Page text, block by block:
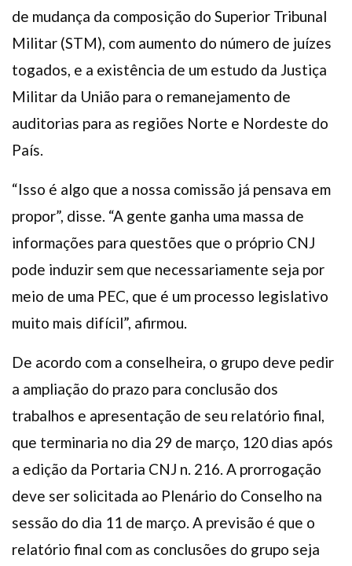
de mudança da composição do Superior Tribunal
Militar (STM), com aumento do número de juízes
togados, e a existência de um estudo da Justiça
Militar da União para o remanejamento de
auditorias para as regiões Norte e Nordeste do
País.
“Isso é algo que a nossa comissão já pensava em
propor”, disse. “A gente ganha uma massa de
informações para questões que o próprio CNJ
pode induzir sem que necessariamente seja por
meio de uma PEC, que é um processo legislativo
muito mais difícil”, afirmou.
De acordo com a conselheira, o grupo deve pedir
a ampliação do prazo para conclusão dos
trabalhos e apresentação de seu relatório final,
que terminaria no dia 29 de março, 120 dias após
a edição da Portaria CNJ n. 216. A prorrogação
deve ser solicitada ao Plenário do Conselho na
sessão do dia 11 de março. A previsão é que o
relatório final com as conclusões do grupo seja